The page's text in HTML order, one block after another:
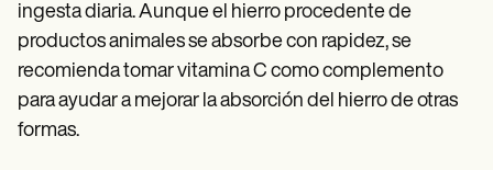
ingesta diaria. Aunque el hierro procedente de
productos animales se absorbe con rapidez, se
recomienda tomar vitamina C como complemento
para ayudar a mejorar la absorción del hierro de otras
formas.